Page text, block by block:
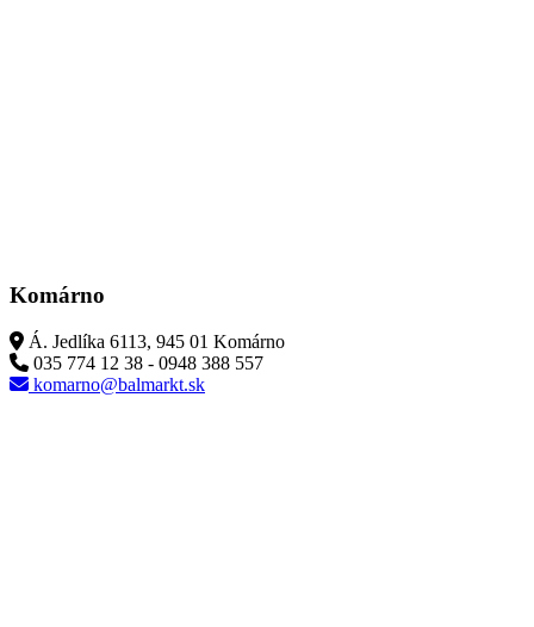
Komárno
Á. Jedlíka 6113, 945 01 Komárno
035 774 12 38 - 0948 388 557
komarno@balmarkt.sk